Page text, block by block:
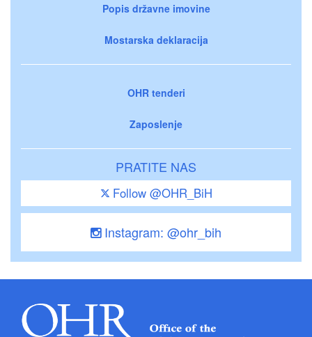
Popis državne imovine
Mostarska deklaracija
OHR tenderi
Zaposlenje
PRATITE NAS
Follow @OHR_BiH
Instagram: @ohr_bih